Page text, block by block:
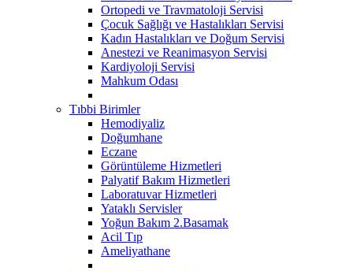
Ortopedi ve Travmatoloji Servisi
Çocuk Sağlığı ve Hastalıkları Servisi
Kadın Hastalıkları ve Doğum Servisi
Anestezi ve Reanimasyon Servisi
Kardiyoloji Servisi
Mahkum Odası
Tıbbi Birimler
Hemodiyaliz
Doğumhane
Eczane
Görüntüleme Hizmetleri
Palyatif Bakım Hizmetleri
Laboratuvar Hizmetleri
Yataklı Servisler
Yoğun Bakım 2.Basamak
Acil Tıp
Ameliyathane